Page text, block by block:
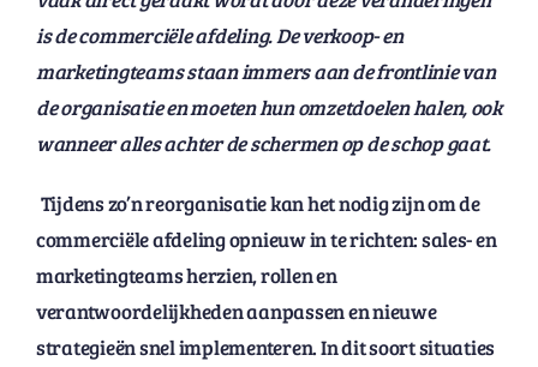
is de commerciële afdeling. De verkoop- en
marketingteams staan immers aan de frontlinie van
de organisatie en moeten hun omzetdoelen halen, ook
wanneer alles achter de schermen op de schop gaat.
Tijdens zo’n reorganisatie kan het nodig zijn om de
commerciële afdeling opnieuw in te richten: sales- en
marketingteams herzien, rollen en
verantwoordelijkheden aanpassen en nieuwe
strategieën snel implementeren. In dit soort situaties